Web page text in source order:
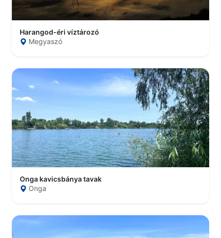
Harangod-éri víztározó
Megyaszó
Onga kavicsbánya tavak
Onga